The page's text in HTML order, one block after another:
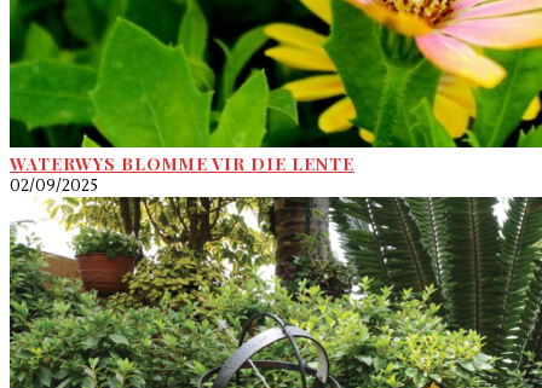
WATERWYS BLOMME VIR DIE LENTE
02/09/2025